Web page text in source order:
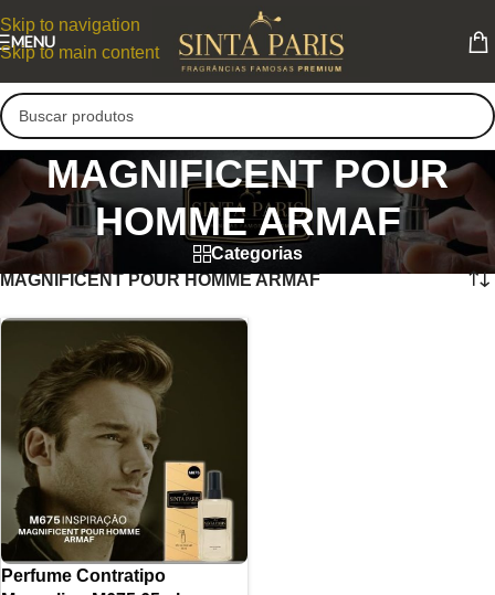
Skip to navigation
Skip to main content
MENU
MAGNIFICENT POUR
HOMME ARMAF
Categorias
MAGNIFICENT POUR HOMME ARMAF
Perfume Contratipo